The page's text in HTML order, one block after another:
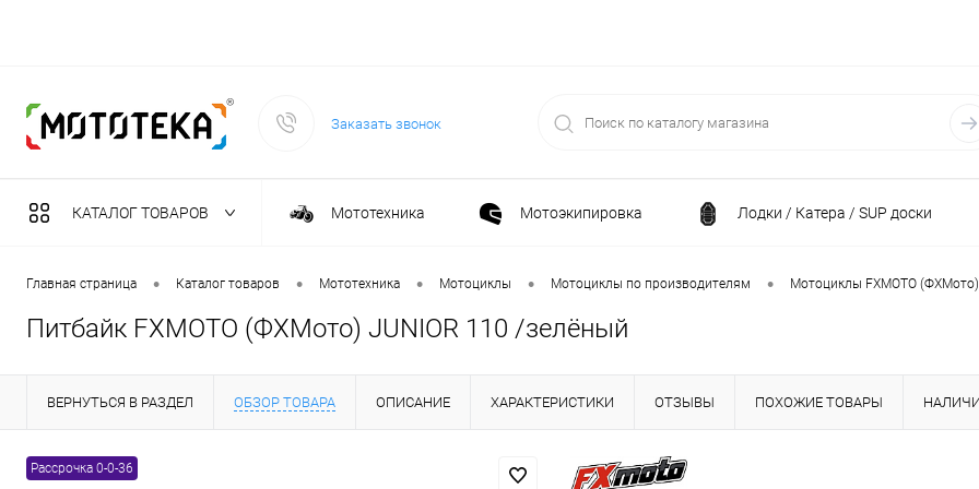
Заказать звонок
КАТАЛОГ ТОВАРОВ Мототехника Мотоэкипировка Лодки / Катера / SUP доски
Садовая техника Спортивные товары / Велосипеды / Самокаты
Масла и тех. жидкости
Инструмент Климатическая техника Принадлежности для
Сварочное оборудование Силовая техника
Главная страница • Каталог товаров • Мототехника • Мотоциклы • Мотоциклы по производителям • Мотоциклы FXMOTO (ФХМото)
Питбайк FXMOTO (ФХМото) JUNIOR 110 /зелёный
ВЕРНУТЬСЯ В РАЗДЕЛ ОБЗОР ТОВАРА ОПИСАНИЕ ХАРАКТЕРИСТИКИ ОТЗЫВЫ ПОХОЖИЕ ТОВАРЫ
Рассрочка 0-0-36